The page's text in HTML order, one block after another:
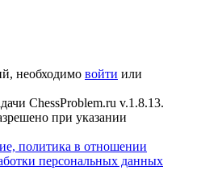
необходимо войти или
ChessProblem.ru v.1.8.13.
при указании
политика в отношении
персональных данных